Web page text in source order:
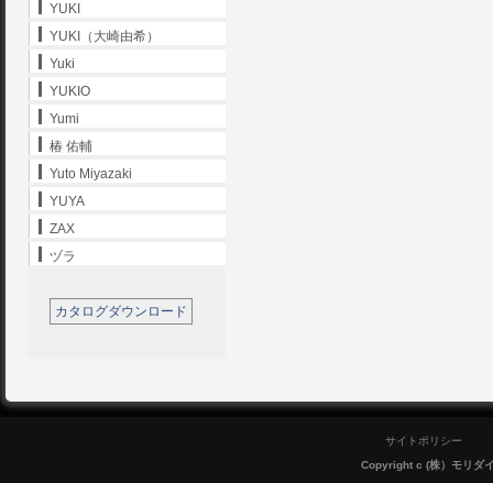
YUKI
YUKI（大崎由希）
Yuki
YUKIO
Yumi
椿 佑輔
Yuto Miyazaki
YUYA
ZAX
ヅラ
カタログダウンロード
サイトポリシー
Copyright c (株）モリダ